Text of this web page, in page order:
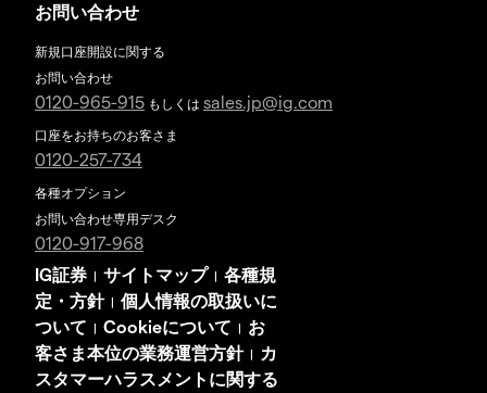
お問い合わせ
新規口座開設に関する
お問い合わせ
0120-965-915 もしくは sales.jp@ig.com
口座をお持ちのお客さま
0120-257-734
各種オプション
お問い合わせ専用デスク
0120-917-968
IG証券 | サイトマップ | 各種規
定・方針| 個人情報の取扱いに
ついて | Cookieについて | お
客さま本位の業務運営方針|
カ
スタマーハラスメントに関する